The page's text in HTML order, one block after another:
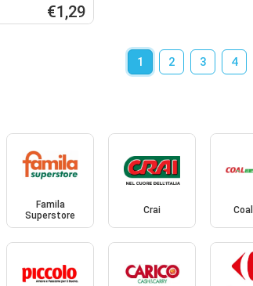
€1,29
1 2 3 4
Famila
Superstore
Crai